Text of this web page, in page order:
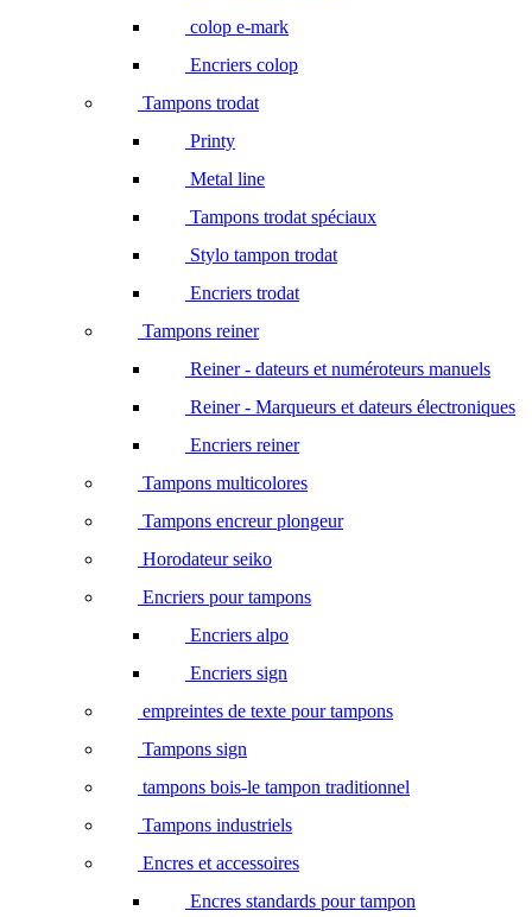
colop e-mark
Encriers colop
Tampons trodat
Printy
Metal line
Tampons trodat spéciaux
Stylo tampon trodat
Encriers trodat
Tampons reiner
Reiner - dateurs et numéroteurs manuels
Reiner - Marqueurs et dateurs électroniques
Encriers reiner
Tampons multicolores
Tampons encreur plongeur
Horodateur seiko
Encriers pour tampons
Encriers alpo
Encriers sign
empreintes de texte pour tampons
Tampons sign
tampons bois-le tampon traditionnel
Tampons industriels
Encres et accessoires
Encres standards pour tampon